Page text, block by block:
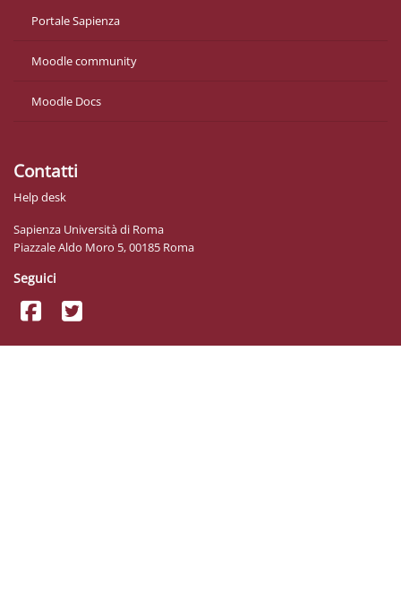
Portale Sapienza
Moodle community
Moodle Docs
Contatti
Help desk
Sapienza Università di Roma
Piazzale Aldo Moro 5, 00185 Roma
Seguici